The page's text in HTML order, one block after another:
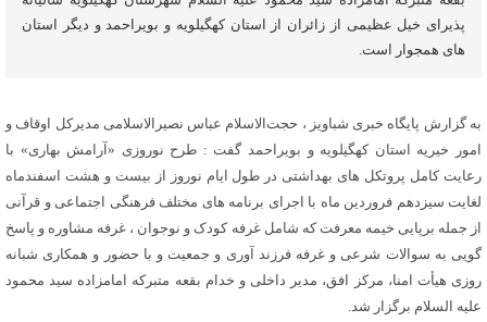
پذیرای خیل عظیمی از زائران از استان کهگیلویه و بویراحمد و دیگر استان
های همجوار است.
به گزارش پایگاه خبری شباویز ، حجت‌الاسلام عباس نصیرالاسلامی مدیرکل اوقاف و
امور خیریه استان کهگیلویه و بویراحمد گفت : طرح نوروزی «آرامش بهاری» با
رعایت کامل پروتکل های بهداشتی در طول ایام نوروز از بیست و هشت اسفندماه
لغایت سیزدهم فروردین ماه با اجرای برنامه های مختلف فرهنگی اجتماعی و قرآنی
از جمله برپایی خیمه معرفت که شامل غرفه کودک و نوجوان ، غرفه مشاوره و پاسخ
گویی به سوالات شرعی و غرفه فرزند آوری و جمعیت و با حضور و همکاری شبانه
روزی هیأت امنا، مرکز افق، مدیر داخلی و خدام بقعه متبرکه امامزاده سید محمود
علیه السلام برگزار شد.